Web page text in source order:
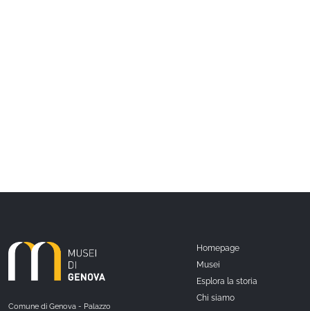
Comune di Genova - Palazzo
Homepage
Musei
Esplora la storia
Chi siamo